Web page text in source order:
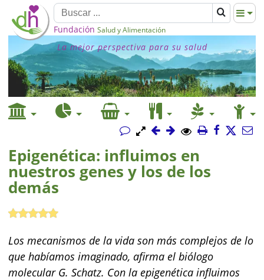
Fundación Salud y Alimentación
La mejor perspectiva para su salud
Epigenética: influimos en
nuestros genes y los de los
demás
Los mecanismos de la vida son más complejos de lo
que habíamos imaginado, afirma el biólogo
molecular G. Schatz. Con la epigenética influimos